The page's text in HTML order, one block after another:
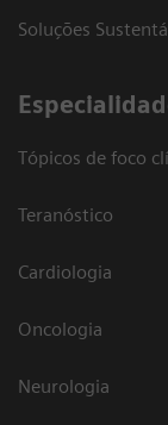
Soluções
Tópicos de foco
Teranóstico
Cardiologia
Oncologia
Neurologia